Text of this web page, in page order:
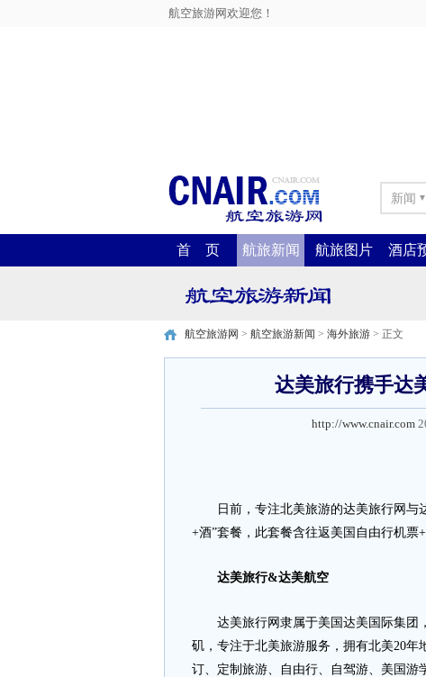
航空旅游网欢迎您！
新闻 ▼
首 页 航旅新闻 航旅图片 酒店
航空旅游网 > 航空旅游新闻 > 海外旅游 > 正文
达美旅行携手达
http://www.cnair.com
日前，专注北美旅游的达美旅行网与
+酒”套餐，此套餐含往返美国自由行机票
达美旅行&达美航空
达美旅行网隶属于美国达美国际集团
矶，专注于北美旅游服务，拥有北美20
订、定制旅游、自由行、自驾游、美国游